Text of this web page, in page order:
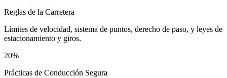
Reglas de la Carretera
Límites de velocidad, sistema de puntos, derecho de paso, y leyes de
estacionamiento y giros.
20%
Prácticas de Conducción Segura